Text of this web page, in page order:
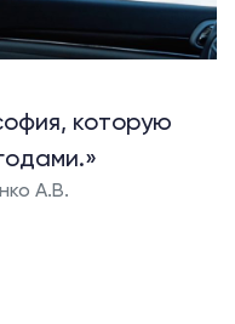
которую
А.В.